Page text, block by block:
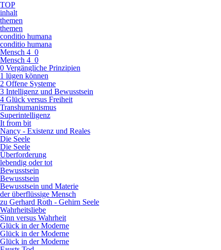
TOP
inhalt
themen
themen
conditio humana
conditio humana
Mensch 4_0
Mensch 4_0
0 Vergängliche Prinzipien
1 lügen können
2 Offene Systeme
3 Intelligenz und Bewusstsein
4 Glück versus Freiheit
Transhumanismus
Superintelligenz
It from bit
Nancy - Existenz und Reales
Die Seele
Die Seele
Überforderung
lebendig oder tot
Bewusstsein
Bewusstsein
Bewusstsein und Materie
der überflüssige Mensch
zu Gerhard Roth - Gehirn Seele
Wahrheitsliebe
Sinn versus Wahrheit
Glück in der Moderne
Glück in der Moderne
Glück in der Moderne